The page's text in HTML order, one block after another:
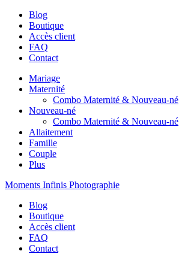
Blog
Boutique
Accès client
FAQ
Contact
Mariage
Maternité
Combo Maternité & Nouveau-né
Nouveau-né
Combo Maternité & Nouveau-né
Allaitement
Famille
Couple
Plus
Moments Infinis Photographie
Blog
Boutique
Accès client
FAQ
Contact